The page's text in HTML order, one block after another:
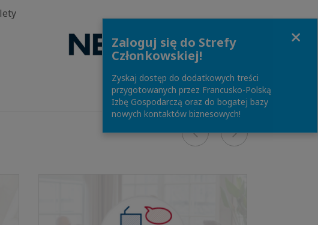
ODKRYJ!
Previous
Zaloguj się do Strefy
Członkowskiej!
Zyskaj dostęp do dodatkowych treści
przygotowanych przez Francusko-Polską
Izbę Gospodarczą oraz do bogatej bazy
nowych kontaktów biznesowych!